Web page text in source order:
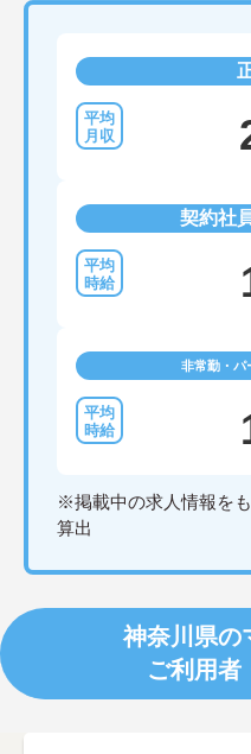
契約社
非常勤・パ
※掲載中の求人情報を
算出
神奈川県の
ご利用者